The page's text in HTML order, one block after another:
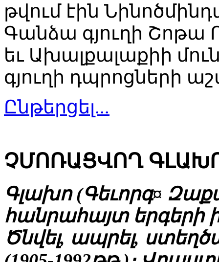
թվում էին
Գանձա գյուղի Շոթա
եւ Ախալքալաքիի
գյուղի դպրոցների
Ընթերցել...
ՉՄՈՌԱՑՎՈՂ
Գլախո (Գեւորգ¤
հանրահայտ երգերի
Ծնվել, ապրել,